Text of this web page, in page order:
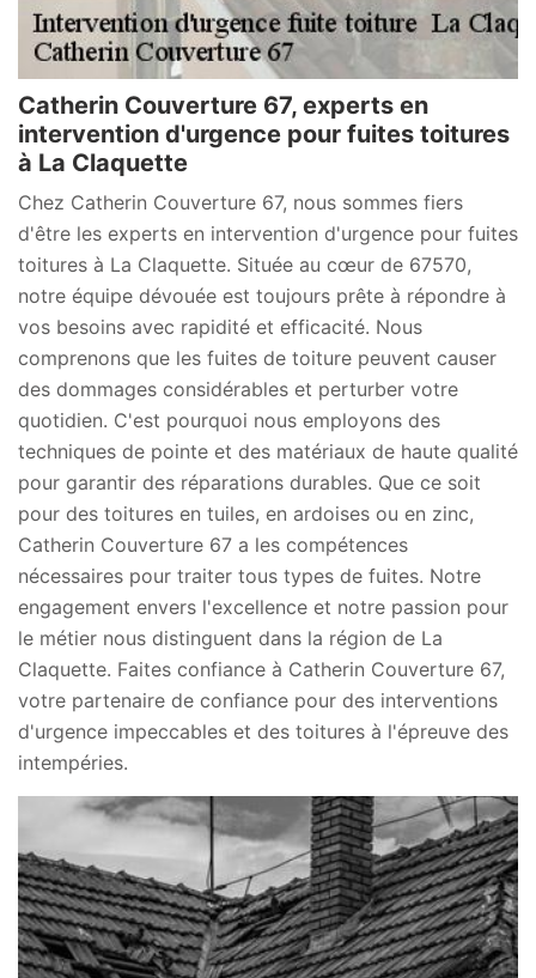
Catherin Couverture 67, experts en
intervention d'urgence pour fuites toitures
à La Claquette
Chez Catherin Couverture 67, nous sommes fiers
d'être les experts en intervention d'urgence pour fuites
toitures à La Claquette. Située au cœur de 67570,
notre équipe dévouée est toujours prête à répondre à
vos besoins avec rapidité et efficacité. Nous
comprenons que les fuites de toiture peuvent causer
des dommages considérables et perturber votre
quotidien. C'est pourquoi nous employons des
techniques de pointe et des matériaux de haute qualité
pour garantir des réparations durables. Que ce soit
pour des toitures en tuiles, en ardoises ou en zinc,
Catherin Couverture 67 a les compétences
nécessaires pour traiter tous types de fuites. Notre
engagement envers l'excellence et notre passion pour
le métier nous distinguent dans la région de La
Claquette. Faites confiance à Catherin Couverture 67,
votre partenaire de confiance pour des interventions
d'urgence impeccables et des toitures à l'épreuve des
intempéries.